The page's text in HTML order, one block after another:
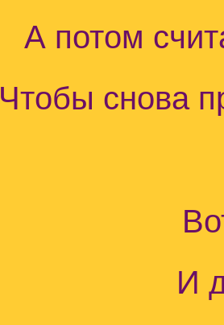
А потом
Чтобы снова
И